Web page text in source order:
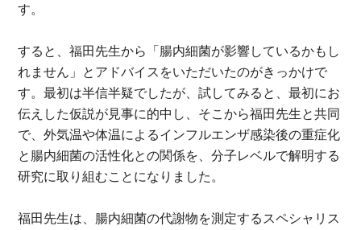
す。
すると、福田先生から「腸内細菌が影響しているかもし
れません」とアドバイスをいただいたのがきっかけで
す。最初は半信半疑でしたが、試してみると、最初にお
伝えした仮説が見事に的中し、そこから福田先生と共同
で、外気温や体温によるインフルエンザ感染後の重症化
と腸内細菌の活性化との関係を、分子レベルで解明する
研究に取り組むことになりました。
福田先生は、腸内細菌の代謝物を測定するスペシャリス